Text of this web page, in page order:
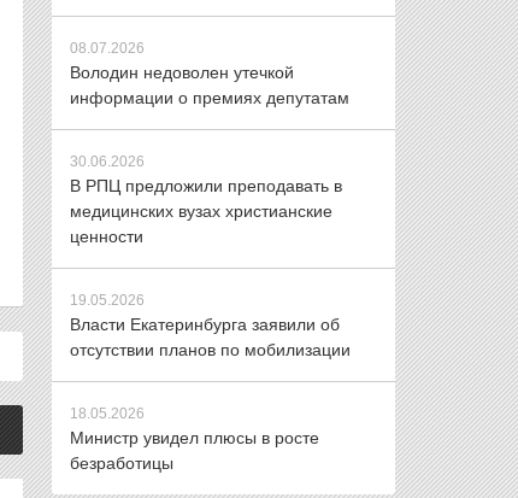
08.07.2026
Володин недоволен утечкой
информации о премиях депутатам
30.06.2026
В РПЦ предложили преподавать в
медицинских вузах христианские
ценности
19.05.2026
Власти Екатеринбурга заявили об
отсутствии планов по мобилизации
18.05.2026
Министр увидел плюсы в росте
безработицы